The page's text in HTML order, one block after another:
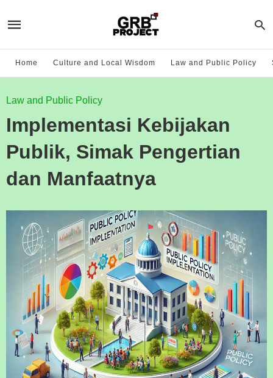
Home Culture and Local Wisdom Law and Public Policy
Law and Public Policy
Implementasi Kebijakan
Publik, Simak Pengertian
dan Manfaatnya